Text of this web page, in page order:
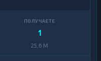
1
25,6 M